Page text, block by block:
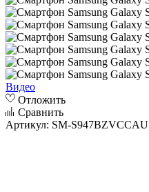
Видео
Отложить
Сравнить
Артикул: SM-S947BZVCCAU